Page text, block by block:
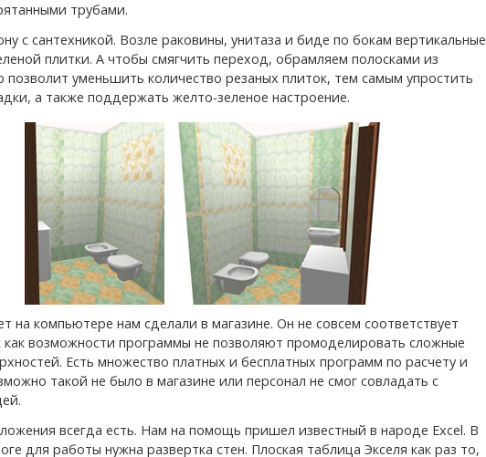
трубами.
с сантехникой. Возле раковины, унитаза и биде по бокам вертикальные
плитки. А чтобы смягчить переход, обрамляем полосками из
позволит уменьшить количество резаных плиток, тем самым упростить
а также поддержать желто-зеленое настроение.
как возможности программы не позволяют промоделировать сложные
Есть множество платных и бесплатных программ по расчету и
такой не было в магазине или персонал не смог совладать с
для работы нужна развертка стен. Плоская таблица Экселя как раз то,